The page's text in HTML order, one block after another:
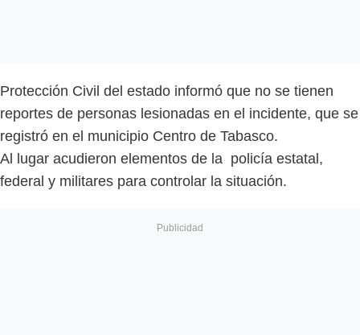
Protección Civil del estado informó que no se tienen
reportes de personas lesionadas en el incidente, que se
registró en el municipio Centro de Tabasco.
Al lugar acudieron elementos de la policía estatal,
federal y militares para controlar la situación.